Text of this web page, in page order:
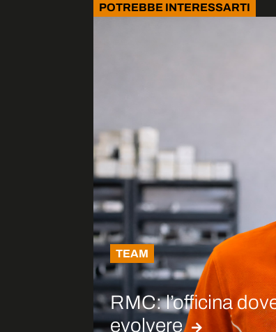
POTREBBE INTERESSARTI
TEAM
RMC: l’officina
evolvere